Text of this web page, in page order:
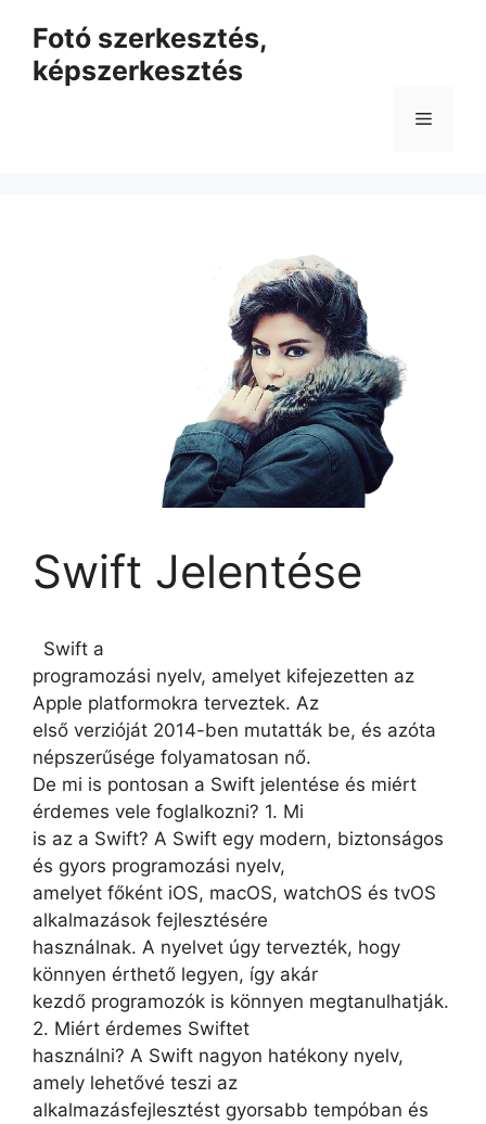
tartalomba
Fotó szerkesztés,
képszerkesztés
Menü
Swift Jelentése
Swift a
programozási nyelv, amelyet kifejezetten az
Apple platformokra terveztek. Az
első verzióját 2014-ben mutatták be, és azóta
népszerűsége folyamatosan nő.
De mi is pontosan a Swift jelentése és miért
érdemes vele foglalkozni? 1. Mi
is az a Swift? A Swift egy modern, biztonságos
és gyors programozási nyelv,
amelyet főként iOS, macOS, watchOS és tvOS
alkalmazások fejlesztésére
használnak. A nyelvet úgy tervezték, hogy
könnyen érthető legyen, így akár
kezdő programozók is könnyen megtanulhatják.
2. Miért érdemes Swiftet
használni? A Swift nagyon hatékony nyelv,
amely lehetővé teszi az
alkalmazásfejlesztést gyorsabb tempóban és